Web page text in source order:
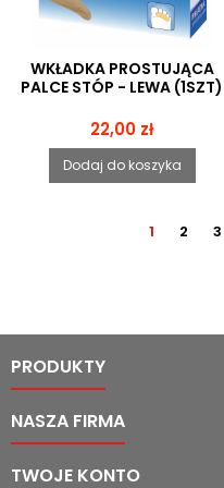
WKŁADKA PROSTUJĄCA
PALCE STÓP - LEWA (1SZT)
Cena
22,00 zł
Dodaj do koszyka
1 2 3
PRODUKTY
NASZA FIRMA
TWOJE KONTO